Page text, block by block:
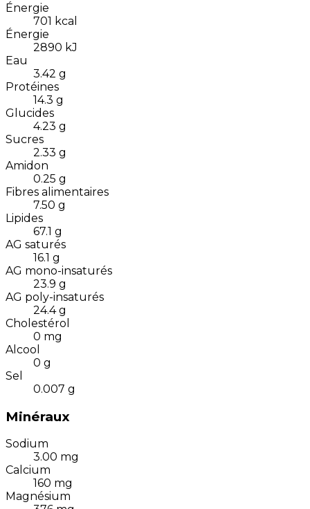
Énergie
701 kcal
Énergie
2890 kJ
Eau
3.42 g
Protéines
14.3 g
Glucides
4.23 g
Sucres
2.33 g
Amidon
0.25 g
Fibres alimentaires
7.50 g
Lipides
67.1 g
AG saturés
16.1 g
AG mono-insaturés
23.9 g
AG poly-insaturés
24.4 g
Cholestérol
0 mg
Alcool
0 g
Sel
0.007 g
Minéraux
Sodium
3.00 mg
Calcium
160 mg
Magnésium